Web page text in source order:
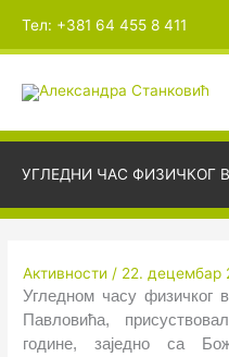
садржај
Тел: +381 64 455 8 411
УГЛЕДНИ ЧАС ФИЗИЧКОГ
Активности / 22. децембар
Угледном часу физичког
Павловића,
године, заједно са
и
в